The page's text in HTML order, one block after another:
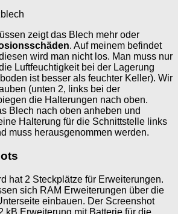
zeigt das Blech mehr oder
. Auf meinem befindet
wird man nicht los. Man muss nur
Luftfeuchtigkeit bei der Lagerung
ist besser als feuchter Keller). Wir
(unten 2, links bei der
die Halterungen nach oben.
Blech nach oben anheben und
Halterung für die Schnittstelle links
muss herausgenommen werden.
hat 2 Steckplätze für Erweiterungen.
sich RAM Erweiterungen über die
einbauen. Der Screenshot
kB Erweiterung mit Batterie für die